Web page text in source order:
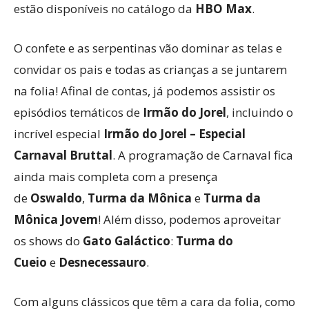
estão disponíveis no catálogo da HBO Max.
O confete e as serpentinas vão dominar as telas e
convidar os pais e todas as crianças a se juntarem
na folia! Afinal de contas, já podemos assistir os
episódios temáticos de Irmão do Jorel, incluindo o
incrível especial Irmão do Jorel – Especial
Carnaval Bruttal. A programação de Carnaval fica
ainda mais completa com a presença
de Oswaldo, Turma da Mônica e Turma da
Mônica Jovem! Além disso, podemos aproveitar
os shows do Gato Galáctico: Turma do
Cueio e Desnecessauro.
Com alguns clássicos que têm a cara da folia, como